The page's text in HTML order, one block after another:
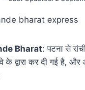
Bharat: पटना से
के द्वारा कर दी गई है, और